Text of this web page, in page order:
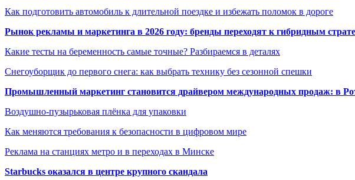
Как подготовить автомобиль к длительной поездке и избежать поломок в дороге
Рынок рекламы и маркетинга в 2026 году: бренды переходят к гибридным
Какие тесты на беременность самые точные? Разбираемся в деталях
Снегоуборщик до первого снега: как выбрать технику без сезонной спешки
Промышленный маркетинг становится драйвером международных продаж: в
Воздушно-пузырьковая плёнка для упаковки
Как меняются требования к безопасности в цифровом мире
Реклама на станциях метро и в переходах в Минске
Starbucks оказался в центре крупного скандала